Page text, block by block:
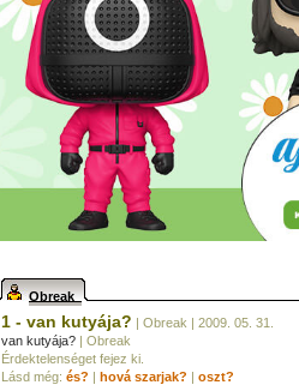
Obreak
1 - van kutyája? | Obreak | 2009. 05. 31.
van kutyája? | Obreak
Érdektelenséget fejez ki.
Lásd még: és? | hová szarjak? | oszt?